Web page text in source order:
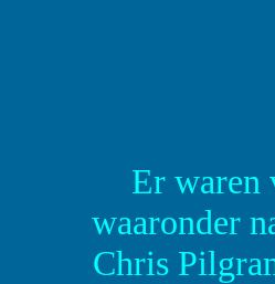
Er waren
waaronder
Chris